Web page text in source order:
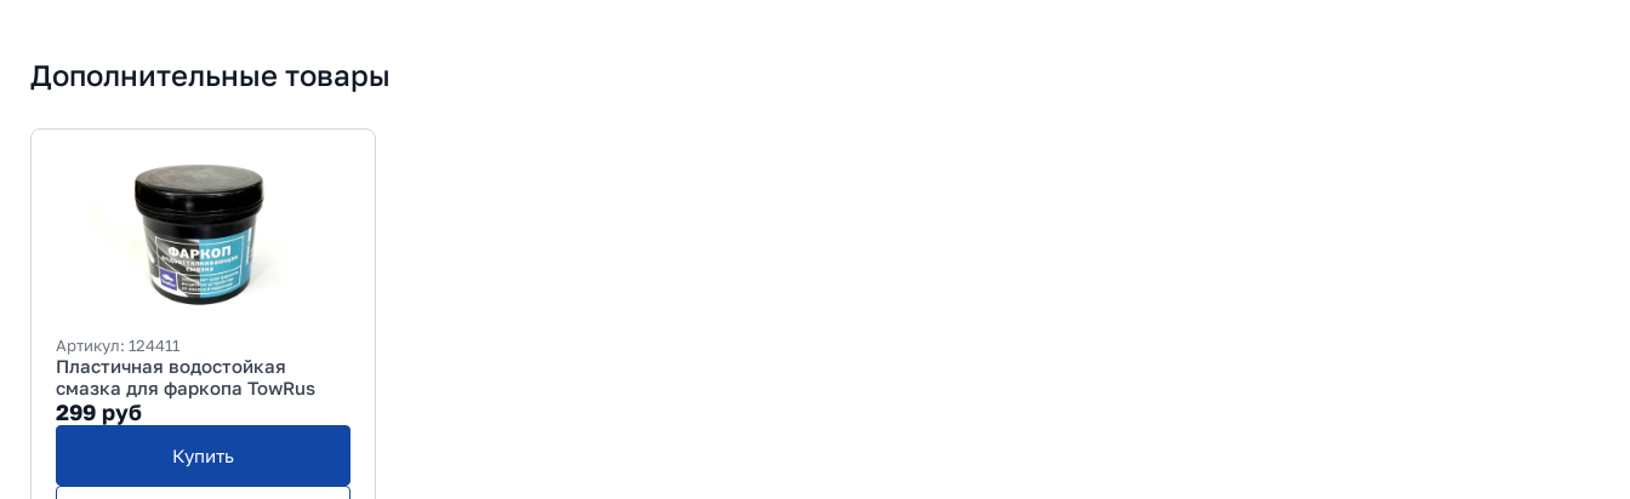
Дополнительные товары
Артикул: 124411
Пластичная водостойкая
смазка для фаркопа TowRus
299 руб
Купить